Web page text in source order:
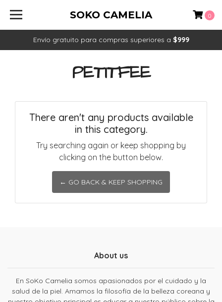
Envío gratuito para compras superiores a $999
SOKO CAMELIA 0
PETITFEE
There aren't any products available
in this category.
Try searching again or keep shopping by
clicking on the button below.
← GO BACK & KEEP SHOPPING
About us
En SoKo Camelia somos apasionados por el cuidado y la
salud de la piel. Amamos la filosofía de la belleza coreana y